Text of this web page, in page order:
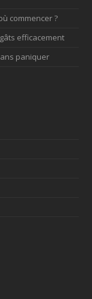
commencer ?
efficacement
paniquer